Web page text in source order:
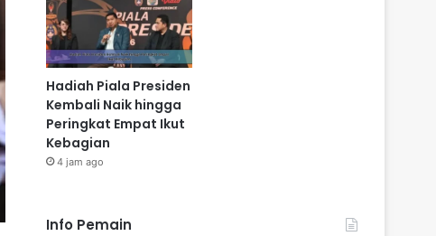
Hadiah Piala Presiden
Kembali Naik hingga
Peringkat Empat Ikut
Kebagian
4 jam ago
Info Pemain